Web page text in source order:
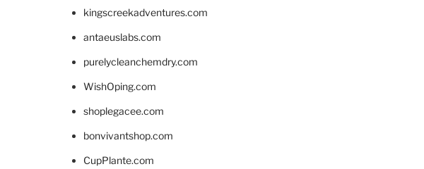
kingscreekadventures.com
antaeuslabs.com
purelycleanchemdry.com
WishOping.com
shoplegacee.com
bonvivantshop.com
CupPlante.com